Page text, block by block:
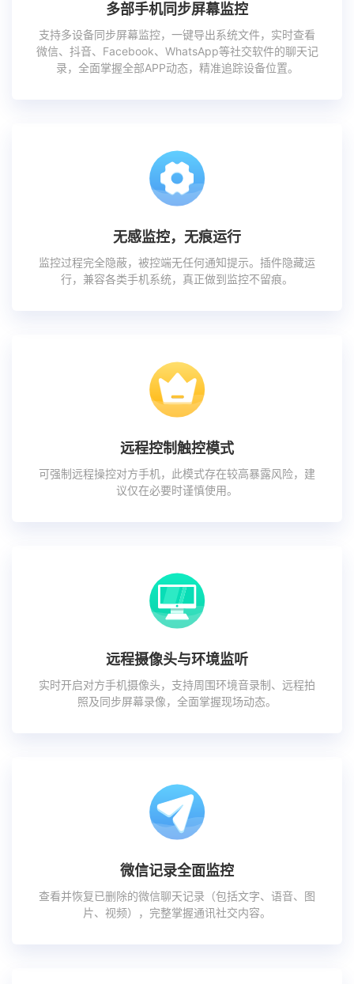
多部手机同步屏幕监控
支持多设备同步屏幕监控，一键导出系统文件，实时查看
微信、抖音、Facebook、WhatsApp等社交软件的聊天记
录，全面掌握全部APP动态，精准追踪设备位置。
无感监控，无痕运行
监控过程完全隐蔽，被控端无任何通知提示。插件隐藏运
行，兼容各类手机系统，真正做到监控不留痕。
远程控制触控模式
可强制远程操控对方手机，此模式存在较高暴露风险，建
议仅在必要时谨慎使用。
远程摄像头与环境监听
实时开启对方手机摄像头，支持周围环境音录制、远程拍
照及同步屏幕录像，全面掌握现场动态。
微信记录全面监控
查看并恢复已删除的微信聊天记录（包括文字、语音、图
片、视频），完整掌握通讯社交内容。